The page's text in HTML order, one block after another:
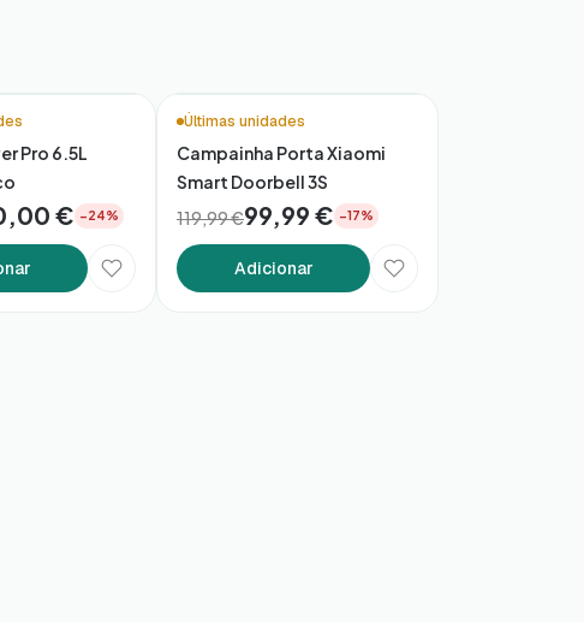
Pro 6.5L
€ −24%
Últimas unidades
Campainha Porta Xiaomi
Smart Doorbell 3S
119,99 €99,99 € −17%
Adicionar